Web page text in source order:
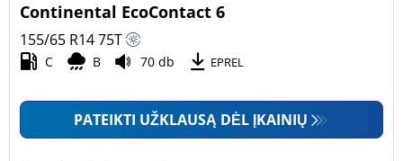
Continental EcoContact 6
155/65 R1475T
C B 70 db EPREL
PATEIKTI UŽKLAUSĄ DĖL ĮKAINIŲ